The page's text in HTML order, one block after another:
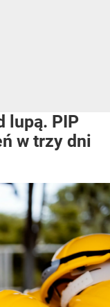
lupą. PIP
w trzy dni